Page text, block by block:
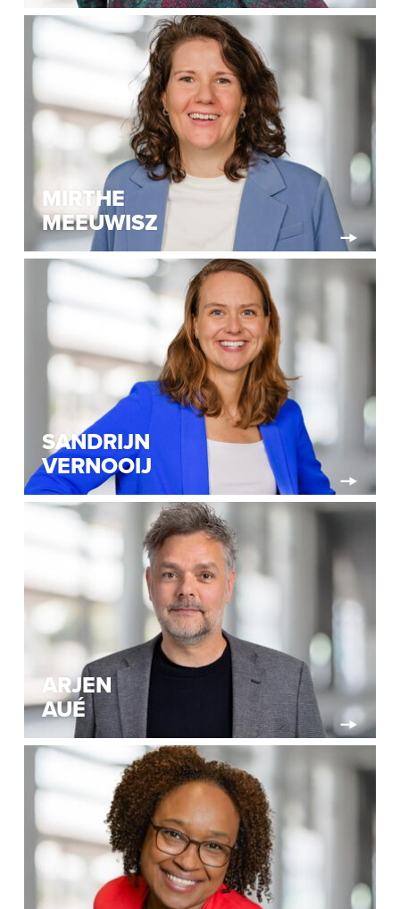
MIRTHE
MEEUWISZ
SANDRIJN
VERNOOIJ
ARJEN
AUÉ